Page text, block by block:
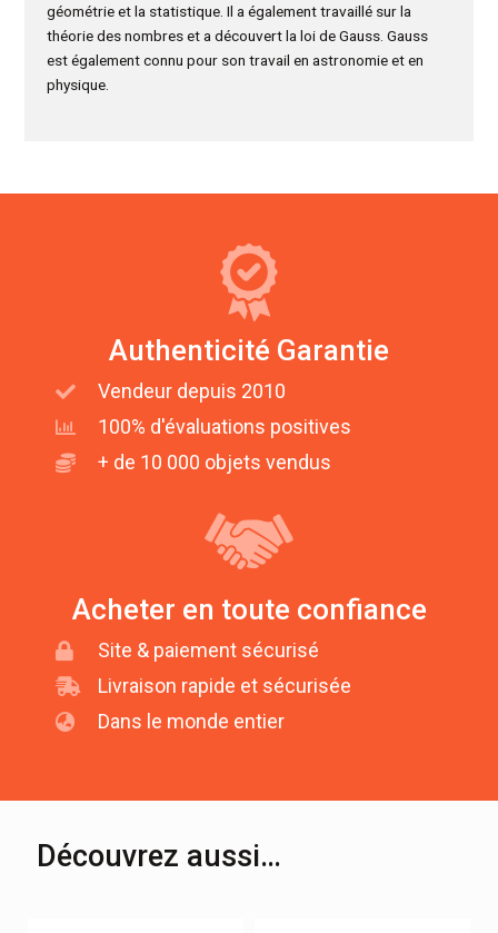
géométrie et la statistique. Il a également travaillé sur la
théorie des nombres et a découvert la loi de Gauss. Gauss
est également connu pour son travail en astronomie et en
physique.
Authenticité Garantie
Vendeur depuis 2010
100% d'évaluations positives
+ de 10 000 objets vendus
Acheter en toute confiance
Site & paiement sécurisé
Livraison rapide et sécurisée
Dans le monde entier
Découvrez aussi…